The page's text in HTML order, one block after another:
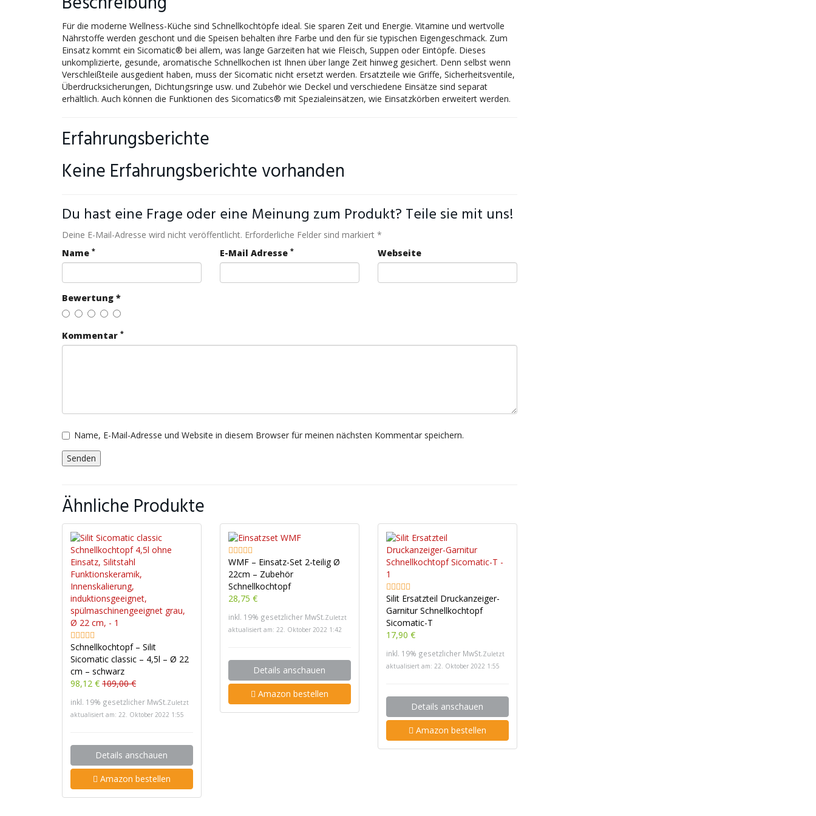
Für die moderne Wellness-Küche sind Schnellkochtöpfe ideal. Sie sparen Zeit und Energie. Vitamine und wertvolle
Nährstoffe werden geschont und die Speisen behalten ihre Farbe und den für sie typischen Eigengeschmack. Zum
Einsatz kommt ein Sicomatic® bei allem, was lange Garzeiten hat wie Fleisch, Suppen oder Eintöpfe. Dieses
unkomplizierte, gesunde, aromatische Schnellkochen ist Ihnen über lange Zeit hinweg gesichert. Denn selbst wenn
Verschleißteile ausgedient haben, muss der Sicomatic nicht ersetzt werden. Ersatzteile wie Griffe, Sicherheitsventile,
Überdrucksicherungen, Dichtungsringe usw. und Zubehör wie Deckel und verschiedene Einsätze sind separat
erhältlich. Auch können die Funktionen des Sicomatics® mit Spezialeinsätzen, wie Einsatzkörben erweitert werden.
Erfahrungsberichte
Keine Erfahrungsberichte vorhanden
Du hast eine Frage oder eine Meinung zum Produkt? Teile sie mit uns!
Deine E-Mail-Adresse wird nicht veröffentlicht. Erforderliche Felder sind markiert *
Name * E-Mail Adresse * Webseite
Bewertung *
Kommentar *
Name, E-Mail-Adresse und Website in diesem Browser für meinen nächsten Kommentar speichern.
Ähnliche Produkte
Schnellkochtopf – Silit
Sicomatic classic – 4,5l – Ø 22
cm – schwarz
98,12 € 109,00 €
inkl. 19% gesetzlicher MwSt.Zuletzt
aktualisiert am: 22. Oktober 2022 1:55
Details anschauen
Amazon bestellen
WMF – Einsatz-Set 2-teilig Ø
22cm – Zubehör
Schnellkochtopf
28,75 €
inkl. 19% gesetzlicher MwSt.Zuletzt
aktualisiert am: 22. Oktober 2022 1:42
Details anschauen
Amazon bestellen
Silit Ersatzteil Druckanzeiger-
Garnitur Schnellkochtopf
Sicomatic-T
17,90 €
inkl. 19% gesetzlicher MwSt.Zuletzt
aktualisiert am: 22. Oktober 2022 1:55
Details anschauen
Amazon bestellen